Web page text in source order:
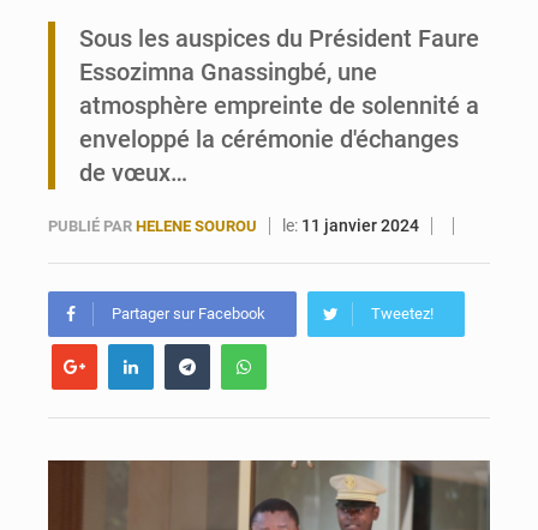
Sous les auspices du Président Faure
Essozimna Gnassingbé, une
atmosphère empreinte de solennité a
enveloppé la cérémonie d'échanges
de vœux…
PUBLIÉ PAR HELENE SOUROU le: 11 janvier 2024
Partager sur Facebook Tweetez!